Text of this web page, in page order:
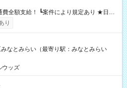
┗働いたその日に現金GET♪ お仕事後はコ
引き落とせます！ 【試用期間】試
り
なとみらい（最寄り駅：みなとみらい
ウッズ